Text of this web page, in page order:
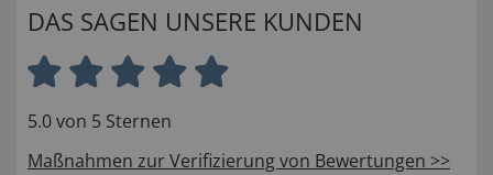
DAS SAGEN UNSERE KUNDEN
5.0 von 5 Sternen
Maßnahmen zur Verifizierung von Bewertungen >>